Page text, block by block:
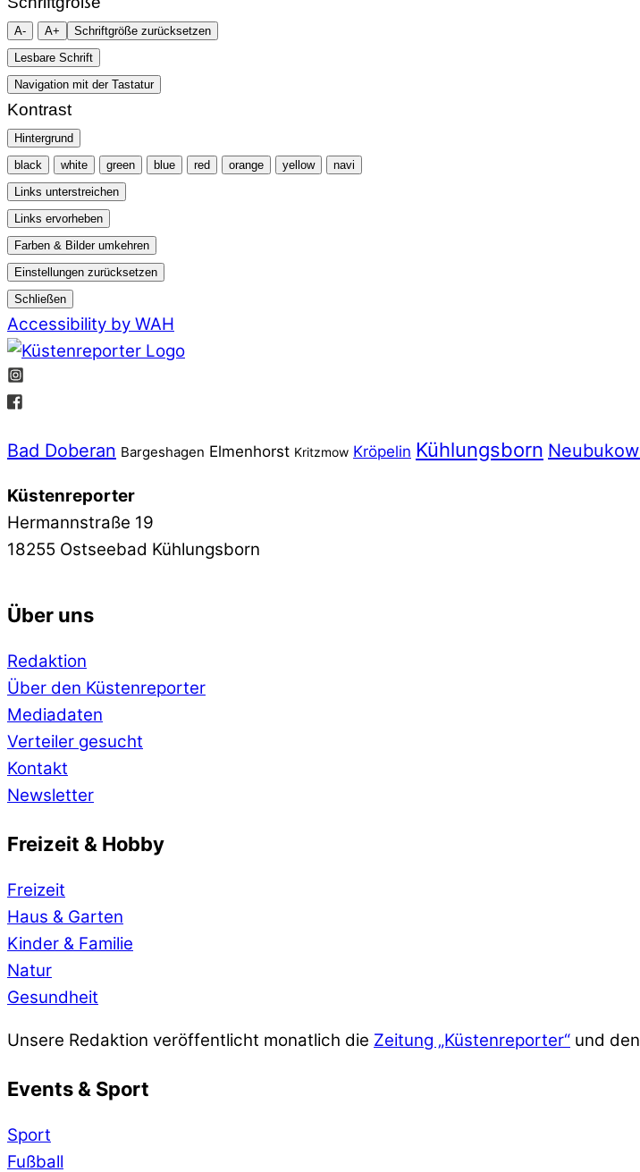
A- A+
Schriftgröße zurücksetzen
Lesbare Schrift
Navigation mit der Tastatur
Kontrast
Hintergrund
black
white green blue red orange yellow
navi
Links unterstreichen
Links ervorheben
Farben & Bilder umkehren
Einstellungen zurücksetzen
Schließen
Accessibility by WAH
Bad Doberan Bargeshagen Elmenhorst Kritzmow Kröpelin Kühlungsborn Neubukow
Küstenreporter
Hermannstraße 19
18255 Ostseebad Kühlungsborn
Über uns
Redaktion
Über den Küstenreporter
Mediadaten
Verteiler gesucht
Kontakt
Newsletter
Freizeit & Hobby
Freizeit
Haus & Garten
Kinder & Familie
Natur
Gesundheit
Unsere Redaktion veröffentlicht monatlich die Zeitung „Küstenreporter“ und den
Events & Sport
Sport
Fußball